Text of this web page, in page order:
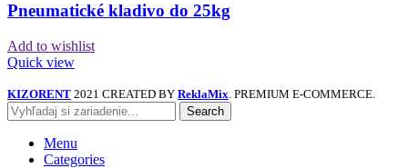
Pneumatické kladivo do 25kg
Add to wishlist
Quick view
KIZORENT 2021 CREATED BY ReklaMix . PREMIUM E-COMMERCE.
Search
Menu
Categories